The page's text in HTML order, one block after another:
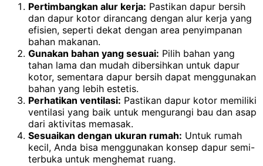
Pertimbangkan alur kerja: Pastikan dapur bersih
dan dapur kotor dirancang dengan alur kerja yang
efisien, seperti dekat dengan area penyimpanan
bahan makanan.
Gunakan bahan yang sesuai: Pilih bahan yang
tahan lama dan mudah dibersihkan untuk dapur
kotor, sementara dapur bersih dapat menggunakan
bahan yang lebih estetis.
Perhatikan ventilasi: Pastikan dapur kotor memiliki
ventilasi yang baik untuk mengurangi bau dan asap
dari aktivitas memasak.
Sesuaikan dengan ukuran rumah: Untuk rumah
kecil, Anda bisa menggunakan konsep dapur semi-
terbuka untuk menghemat ruang.